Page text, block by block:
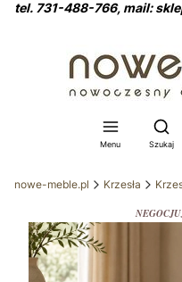
tel. 731-488-766, mail:
Menu Szukaj
nowe-meble.pl Krzesła